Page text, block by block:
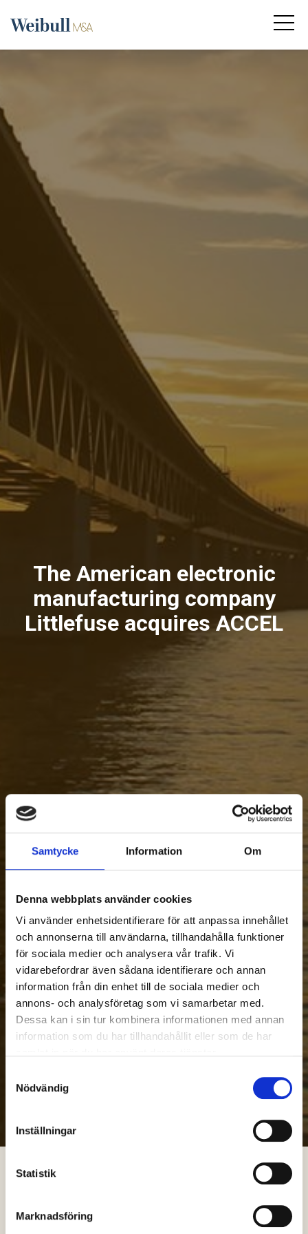
Samtycke Information Om
Denna webbplats använder cookies
Vi använder enhetsidentifierare för att anpassa innehållet
och annonserna till användarna, tillhandahålla funktioner
för sociala medier och analysera vår trafik. Vi
vidarebefordrar även sådana identifierare och annan
information från din enhet till de sociala medier och
annons- och analysföretag som vi samarbetar med.
Dessa kan i sin tur kombinera informationen med annan
information som du har tillhandahållit eller som de har
Nödvändig
Inställningar
Statistik
Marknadsföring
The American electronic
manufacturing company
Littlefuse acquires ACCEL